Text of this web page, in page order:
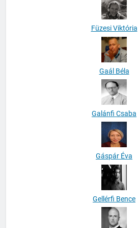
Füzesi Viktória
Gaál Béla
Galánfi Csaba
Gáspár Éva
Gellérfi Bence